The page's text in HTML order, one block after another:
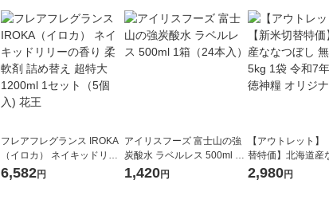
フレアフレグランス IROKA
（イロカ） ネイキッドリリ
ーの香り 柔軟剤 詰め替え 超
6,582円
アイリスフーズ 富士山の強
炭酸水 ラベルレス 500ml 1
箱（24本入）
1,420円
【アウトレット】
替特価】北海道産
し 無洗米 5kg 1袋
2,980円